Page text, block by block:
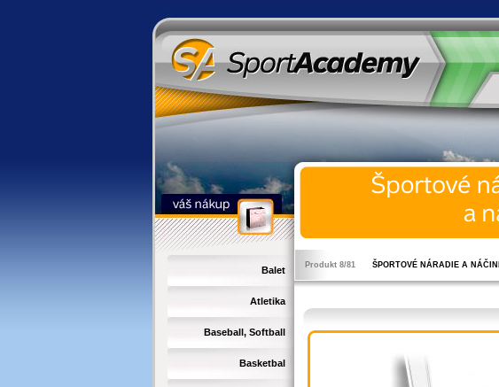
Balet
Atletika
Baseball, Softball
Basketbal
Produkt 8/81 ŠPORTOVÉ NÁRADIE A